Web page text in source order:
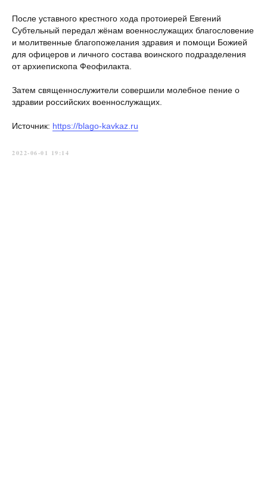
После уставного крестного хода протоиерей Евгений
Субтельный передал жёнам военнослужащих благословение
и молитвенные благопожелания здравия и помощи Божией
для офицеров и личного состава воинского подразделения
от архиепископа Феофилакта.
Затем священнослужители совершили молебное пение о
здравии российских военнослужащих.
Источник: https://blago-kavkaz.ru
2022-06-01 19:14